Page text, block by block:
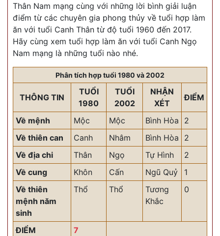
Thân Nam mạng cùng với những lời bình giải luận
điểm từ các chuyên gia phong thủy về tuổi hợp làm
ăn với tuổi Canh Thân từ độ tuổi 1960 đến 2017.
Hãy cùng xem tuổi hợp làm ăn với tuổi Canh Ngọ
Nam mạng là những tuổi nào nhé.
Phân tích hợp tuổi 1980 và 2002
THÔNG TIN
TUỔI
1980
TUỔI
2002
NHẬN
XÉT
ĐIỂM
Về mệnh Mộc Mộc Bình Hòa
2
Về thiên can
Canh Nhâm Bình Hòa
2
Về địa chi
Thân Ngọ Tự Hình
2
Về cung
Khôn Cấn Ngũ Quỷ
1
Về thiên
mệnh năm
sinh
Thổ Thổ
Tương
Khắc
0
ĐIỂM
7